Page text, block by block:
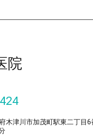
院
木津川市加茂町駅東二丁目6